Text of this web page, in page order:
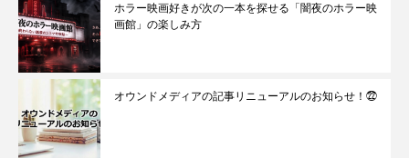
ホラー映画好きが次の一本を探せる「闇夜のホラー映
画館」の楽しみ方
オウンドメディアの記事リニューアルのお知らせ！㉒